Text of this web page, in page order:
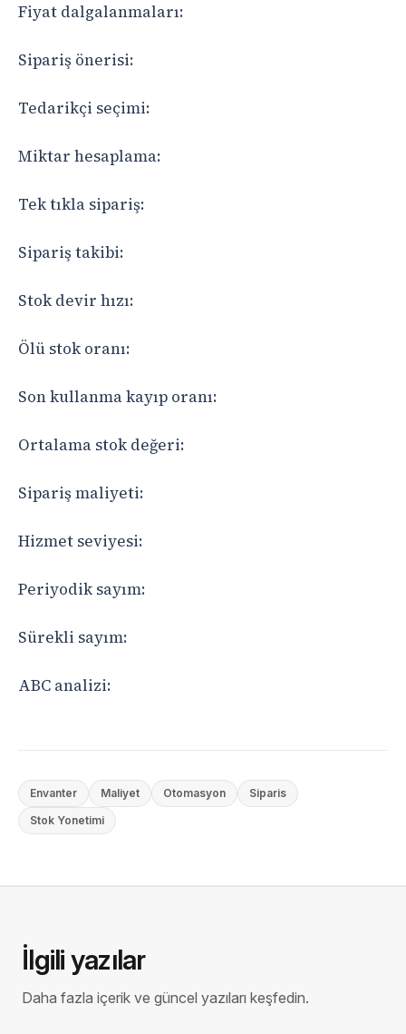
Fiyat dalgalanmaları:
Sipariş önerisi:
Tedarikçi seçimi:
Miktar hesaplama:
Tek tıkla sipariş:
Sipariş takibi:
Stok devir hızı:
Ölü stok oranı:
Son kullanma kayıp oranı:
Ortalama stok değeri:
Sipariş maliyeti:
Hizmet seviyesi:
Periyodik sayım:
Sürekli sayım:
ABC analizi:
Envanter Maliyet Otomasyon
Siparis
Stok Yonetimi
İlgili yazılar
Daha fazla içerik ve güncel yazıları keşfedin.